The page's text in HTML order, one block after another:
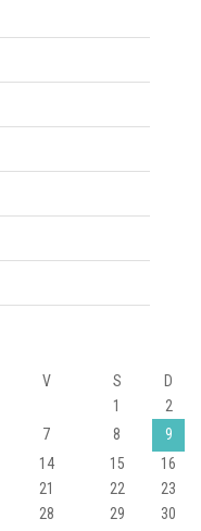
V S
D
1
2
7 8
9
14 15
16
21 22
23
28 29
30